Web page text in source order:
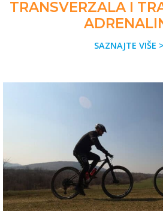
TRANSVERZALA I
SAZNAJTE VIŠE